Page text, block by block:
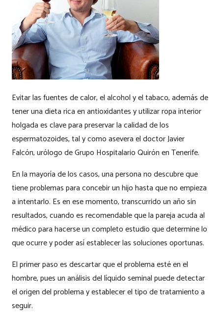
Evitar las fuentes de calor, el alcohol y el tabaco, además de
tener una dieta rica en antioxidantes y utilizar ropa interior
holgada es clave para preservar la calidad de los
espermatozoides, tal y como asevera el doctor Javier
Falcón, urólogo de Grupo Hospitalario Quirón en Tenerife.
En la mayoría de los casos, una persona no descubre que
tiene problemas para concebir un hijo hasta que no empieza
a intentarlo. Es en ese momento, transcurrido un año sin
resultados, cuando es recomendable que la pareja acuda al
médico para hacerse un completo estudio que determine lo
que ocurre y poder así establecer las soluciones oportunas.
El primer paso es descartar que el problema esté en el
hombre, pues un análisis del líquido seminal puede detectar
el origen del problema y establecer el tipo de tratamiento a
seguir.